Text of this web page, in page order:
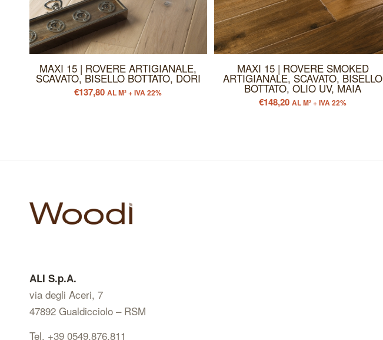
MAXI 15 | ROVERE ARTIGIANALE,
SCAVATO, BISELLO BOTTATO, DORI
€137,80 AL M² + IVA 22%
MAXI 15 | ROVERE SMOKED
ARTIGIANALE, SCAVATO, BISELLO
BOTTATO, OLIO UV, MAIA
€148,20 AL M² + IVA 22%
ALI S.p.A.
via degli Aceri, 7
47892 Gualdicciolo – RSM
Tel. +39 0549.876.811